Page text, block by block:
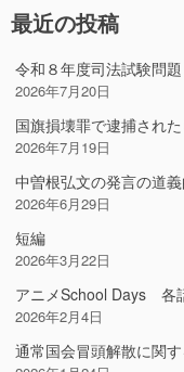
最近の投稿
令和８年度司法試験問
2026年7月20日
国旗損壊罪で逮捕され
2026年7月19日
中曽根弘文の発言の道
2026年6月29日
短編
2026年3月22日
アニメSchool Days 各
2026年2月4日
通常国会冒頭解散に関